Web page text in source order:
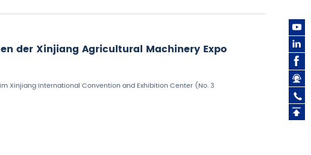
der Xinjiang Agricultural Machinery Expo
Xinjiang International Convention and Exhibition Center (No. 3